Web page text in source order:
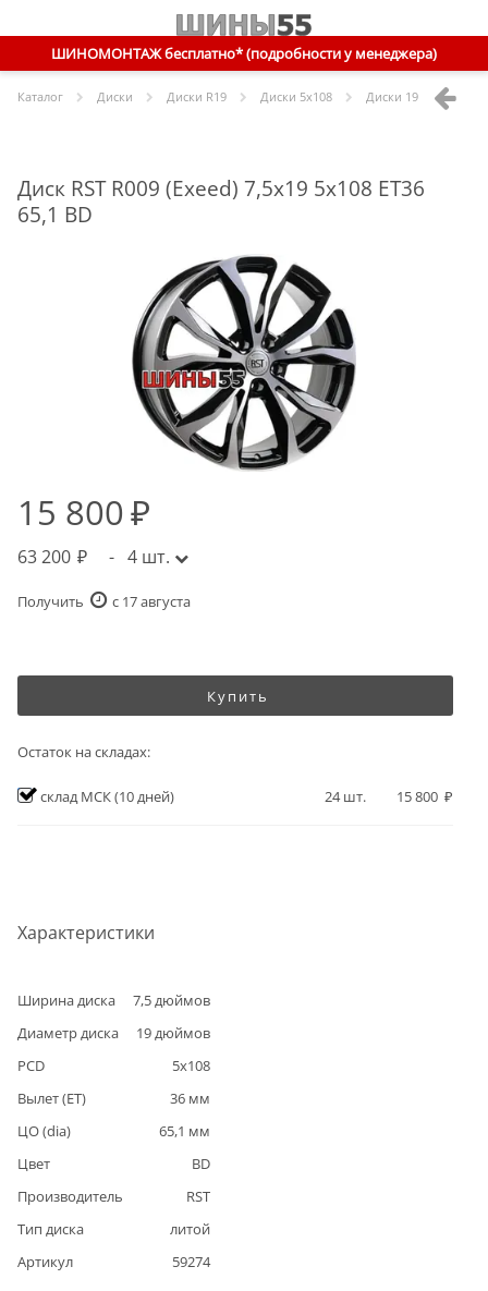
ШИНОМОНТАЖ бесплатно* (подробности у менеджера)
Каталог Диски Диски R19 Диски 5x108 Диски 19 5x108 ET36
Диск RST R009 (Exeed) 7,5x19 5x108 ET36
65,1 BD
Характеристики
Ширина диска 7,5дюймов
Диаметр диска
19дюймов
PCD
5x108
Вылет (ET)
36 мм
ЦО (dia)
65,1 мм
Цвет
BD
Производитель
RST
Тип диска
литой
Артикул
59274
15 800
63 200 - 4 шт.
Получить c 17 августа
Купить
Остаток на складах:
склад МСК(10 дней) 24шт. 15 800